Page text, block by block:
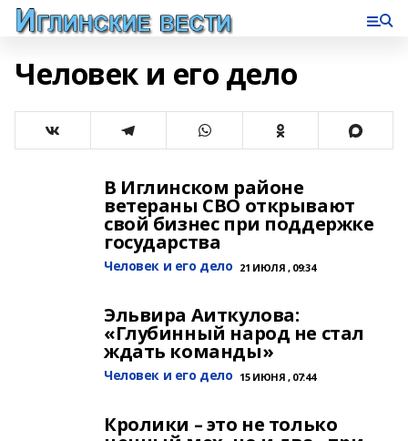
Человек и его дело
В Иглинском районе
ветераны СВО открывают
свой бизнес при поддержке
государства
Человек и его дело 21 ИЮЛЯ , 09:34
Эльвира Аиткулова:
«Глубинный народ не стал
ждать команды»
Человек и его дело 15 ИЮНЯ , 07:44
Кролики – это не только